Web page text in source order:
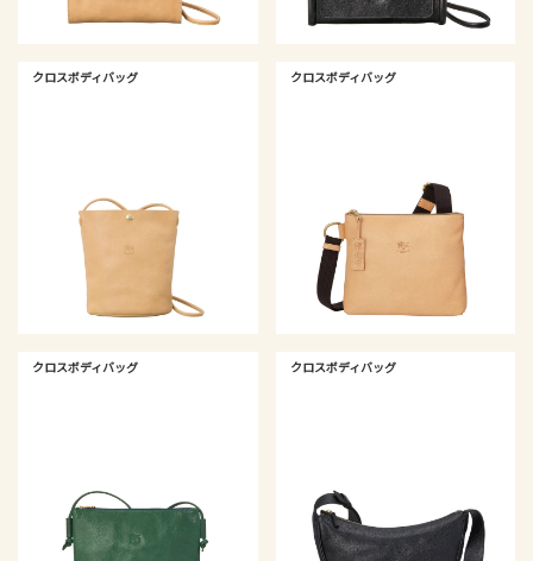
クロスボディバッグ クロスボディバッグ
クロスボディバッグ クロスボディバッグ